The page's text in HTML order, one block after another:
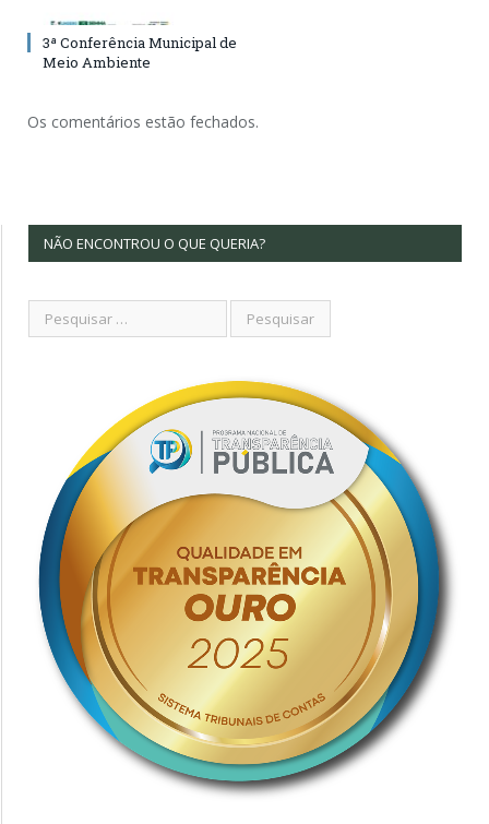
3ª Conferência Municipal de
Meio Ambiente
Os comentários estão fechados.
NÃO ENCONTROU O QUE QUERIA?